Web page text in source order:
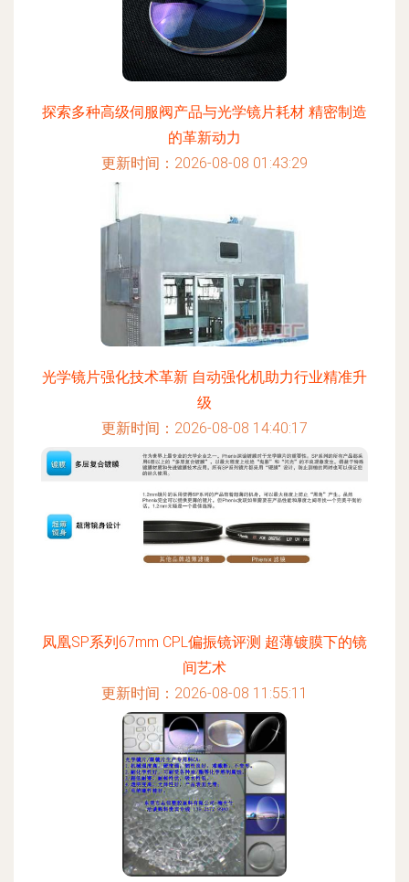
探索多种高级伺服阀产品与光学镜片耗材 精密制造
的革新动力
更新时间：2026-08-08 01:43:29
光学镜片强化技术革新 自动强化机助力行业精准升
级
更新时间：2026-08-08 14:40:17
凤凰SP系列67mm CPL偏振镜评测 超薄镀膜下的镜
间艺术
更新时间：2026-08-08 11:55:11